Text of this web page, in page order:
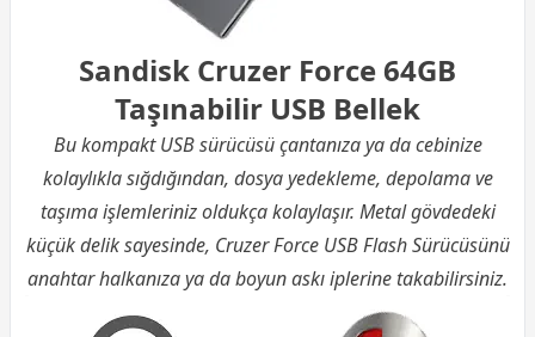
Sandisk Cruzer Force 64GB
Taşınabilir USB Bellek
Bu kompakt USB sürücüsü çantanıza ya da cebinize
kolaylıkla sığdığından, dosya yedekleme, depolama ve
taşıma işlemleriniz oldukça kolaylaşır. Metal gövdedeki
küçük delik sayesinde, Cruzer Force USB Flash Sürücüsünü
anahtar halkanıza ya da boyun askı iplerine takabilirsiniz.